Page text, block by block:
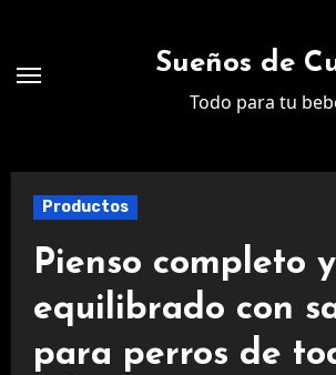
contenido
Sueños de
Todo para tu
Productos
Pienso completo y
equilibrado con
para perros de